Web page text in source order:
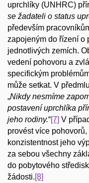
uprchlíky (UNHRC)
se žadateli o status
především
zapojeným do řízení o
jednotlivých zemích.
vedení pohovoru a
specifickým
může setkat. V
„Nikdy nesmíme
postavení uprchlíka
jeho rodiny.“[7] V
provést více
konzistentnost jeho
za sebou všechny
do pobytového
žádosti.[8]